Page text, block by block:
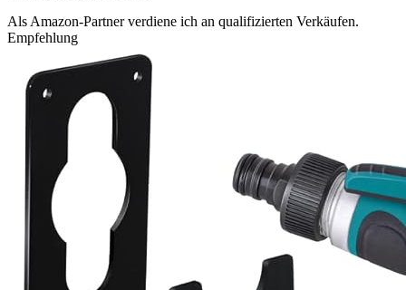
Als Amazon-Partner verdiene ich an qualifizierten Verkäufen.
Empfehlung